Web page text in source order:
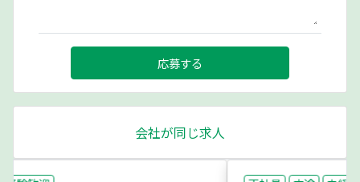
応募する
会社が同じ求人